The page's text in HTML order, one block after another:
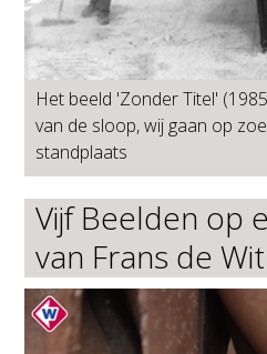
Het beeld 'Zonder Titel'
van de sloop, wij gaan op
standplaats
Vijf Beelden op
van Frans de